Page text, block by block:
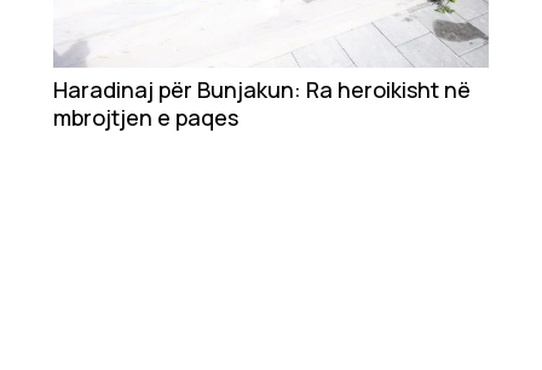
Showbiz
Ekonomi
Haradinaj për Bunjakun: Ra heroikisht në
mbrojtjen e paqes